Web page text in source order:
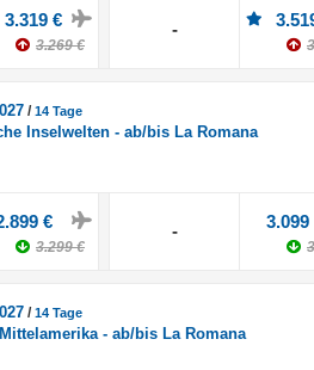
3.319 €
3.269 €
-
/14 Tage
Inselwelten - ab/bis La Romana
€
3.299 €
- 3.099
/14 Tage
- ab/bis La Romana